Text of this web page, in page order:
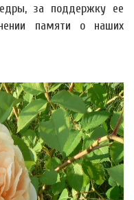
за поддержку ее
памяти о наших